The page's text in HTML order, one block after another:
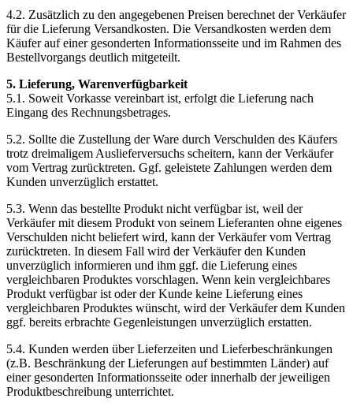
4.2. Zusätzlich zu den angegebenen Preisen berechnet der Verkäufer
für die Lieferung Versandkosten. Die Versandkosten werden dem
Käufer auf einer gesonderten Informationsseite und im Rahmen des
Bestellvorgangs deutlich mitgeteilt.
5. Lieferung, Warenverfügbarkeit
5.1. Soweit Vorkasse vereinbart ist, erfolgt die Lieferung nach
Eingang des Rechnungsbetrages.
5.2. Sollte die Zustellung der Ware durch Verschulden des Käufers
trotz dreimaligem Auslieferversuchs scheitern, kann der Verkäufer
vom Vertrag zurücktreten. Ggf. geleistete Zahlungen werden dem
Kunden unverzüglich erstattet.
5.3. Wenn das bestellte Produkt nicht verfügbar ist, weil der
Verkäufer mit diesem Produkt von seinem Lieferanten ohne eigenes
Verschulden nicht beliefert wird, kann der Verkäufer vom Vertrag
zurücktreten. In diesem Fall wird der Verkäufer den Kunden
unverzüglich informieren und ihm ggf. die Lieferung eines
vergleichbaren Produktes vorschlagen. Wenn kein vergleichbares
Produkt verfügbar ist oder der Kunde keine Lieferung eines
vergleichbaren Produktes wünscht, wird der Verkäufer dem Kunden
ggf. bereits erbrachte Gegenleistungen unverzüglich erstatten.
5.4. Kunden werden über Lieferzeiten und Lieferbeschränkungen
(z.B. Beschränkung der Lieferungen auf bestimmten Länder) auf
einer gesonderten Informationsseite oder innerhalb der jeweiligen
Produktbeschreibung unterrichtet.